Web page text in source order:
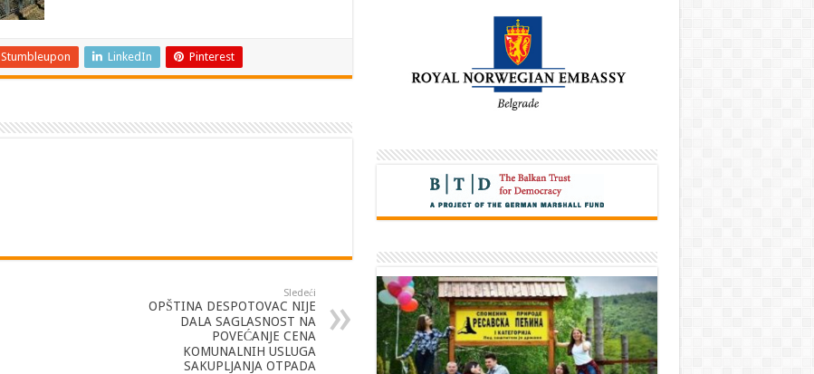
Stumbleupon LinkedIn Pinterest
Sledeći
OPŠTINA DESPOTOVAC NIJE
DALA SAGLASNOST NA
POVEĆANJE CENA
KOMUNALNIH USLUGA
SAKUPLJANJA OTPADA